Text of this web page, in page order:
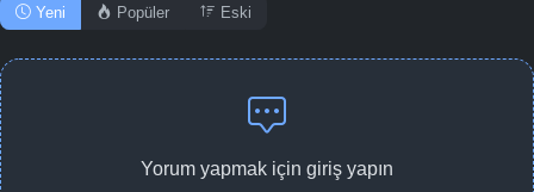
Yeni Popüler Eski
Yorum yapmak için giriş yapın